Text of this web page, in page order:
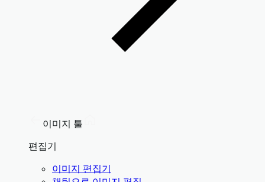
이미지 툴
편집기
이미지 편집기